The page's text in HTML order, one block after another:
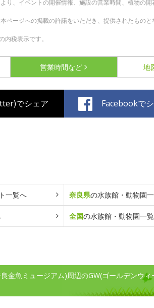
り、イベントの開催情報、施設の営業時間、植物の
ページへの掲載の許諾をいただき、提供されたもの
税表示です。
営業時間など 地
でシェア Facebookで
一覧へ 奈良県の水族館・動物園
全国の水族館・動物園一
金魚ミュージアム)周辺のGW(ゴールデンウ